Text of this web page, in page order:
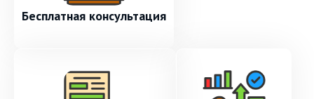
Бесплатная консультация